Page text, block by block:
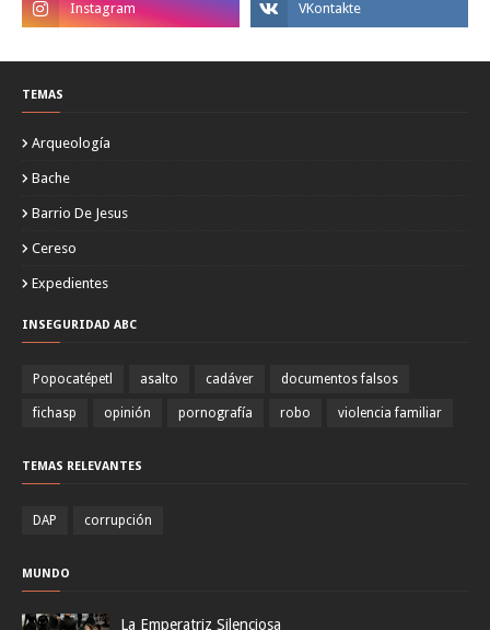
TEMAS
Arqueología
Bache
Barrio De Jesus
Cereso
Expedientes
INSEGURIDAD ABC
Popocatépetl asalto cadáver documentos falsos
fichasp opinión pornografía robo violencia familiar
TEMAS RELEVANTES
DAP corrupción
MUNDO
La Emperatriz Silenciosa